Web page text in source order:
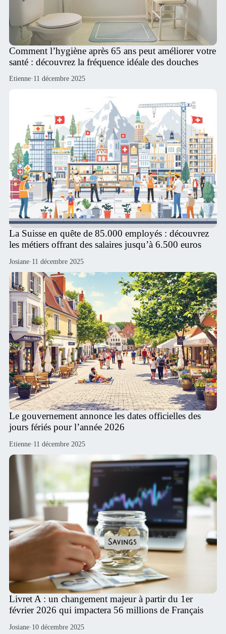
Comment l’hygiène après 65 ans peut améliorer votre
santé : découvrez la fréquence idéale des douches
Etienne· 11 décembre 2025
La Suisse en quête de 85.000 employés : découvrez
les métiers offrant des salaires jusqu’à 6.500 euros
Josiane· 11 décembre 2025
Le gouvernement annonce les dates officielles des
jours fériés pour l’année 2026
Etienne· 11 décembre 2025
Livret A : un changement majeur à partir du 1er
février 2026 qui impactera 56 millions de Français
Josiane· 10 décembre 2025